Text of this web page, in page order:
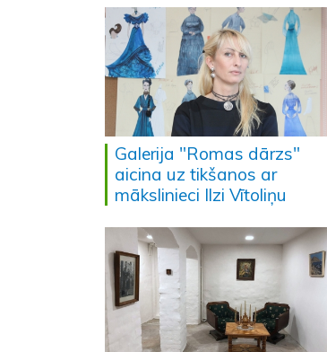
Galerija "Romas dārzs"
aicina uz tikšanos ar
mākslinieci Ilzi Vītoliņu